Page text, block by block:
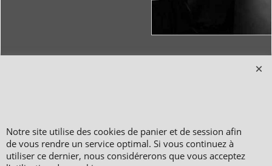
Copyright 2006-2024 © TAO DISTRIBUTION Boutique en équipement et matériel
Paiement sécurisé via Systempay CAISSE D’ÉPARGNE et PAYPAL
Nos prix sont affichés en HT et en TTC (hors frais de port) dont TVA 5.5 % et 20,0
% incluses, selon les articles
Photos non contractuelles - Reproduction interdite
Notre site utilise des cookies de panier et de session afin
de vous rendre un service optimal. Si vous continuez à
utiliser ce dernier, nous considérerons que vous acceptez